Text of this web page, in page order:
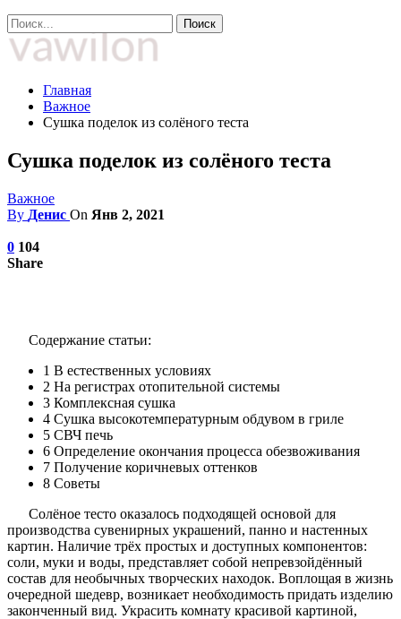
Главная
Важное
Сушка поделок из солёного теста
Сушка поделок из солёного теста
Важное
By Денис On Янв 2, 2021
0 104
Share
Содержание статьи:
1 В естественных условиях
2 На регистрах отопительной системы
3 Комплексная сушка
4 Сушка высокотемпературным обдувом в гриле
5 СВЧ печь
6 Определение окончания процесса обезвоживания
7 Получение коричневых оттенков
8 Советы
Солёное тесто оказалось подходящей основой для
производства сувенирных украшений, панно и настенных
картин. Наличие трёх простых и доступных компонентов:
соли, муки и воды, представляет собой непревзойдённый
состав для необычных творческих находок. Воплощая в жизнь
очередной шедевр, возникает необходимость придать изделию
законченный вид. Украсить комнату красивой картиной,